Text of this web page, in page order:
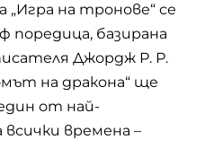
„Игра на тронове“ се
поредица, базирана
Джордж Р. Р.
на дракона“ ще
от най-
времена –